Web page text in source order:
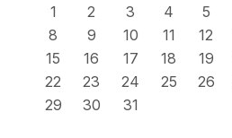
1
2 3 4 5
8
9 10 11 12
15
16 17 18 19
22
23 24 25 26
29
30 31